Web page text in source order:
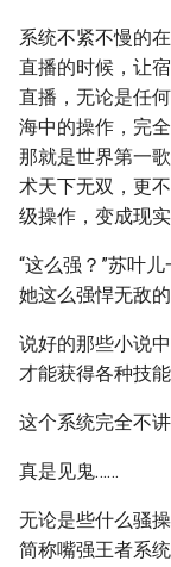
系统不紧不慢的
直播的时候，让
直播，无论是任
海中的操作，完
那就是世界第一
术天下无双，更
级操作，变成现
“这么强？”苏叶
她这么强悍无敌
说好的那些小说
才能获得各种技
这个系统完全不
真是见鬼……
无论是些什么骚
简称嘴强王者系